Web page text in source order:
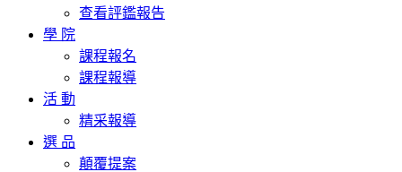
查看評鑑報告
學 院
課程報名
課程報導
活 動
精采報導
選 品
顛覆提案